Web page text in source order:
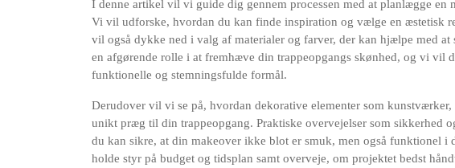
I denne artikel vil vi guide dig gennem processen med at planlægge en
Vi vil udforske, hvordan du kan finde inspiration og vælge en æstetisk
vil også dykke ned i valg af materialer og farver, der kan hjælpe med
en afgørende rolle i at fremhæve din trappeopgangs skønhed, og vi vil
funktionelle og stemningsfulde formål.
Derudover vil vi se på, hvordan dekorative elementer som
unikt præg til din trappeopgang. Praktiske overvejelser som sikkerhed
du kan sikre, at din makeover ikke blot er smuk, men også funktionel
holde styr på budget og tidsplan samt overveje, om projektet bedst